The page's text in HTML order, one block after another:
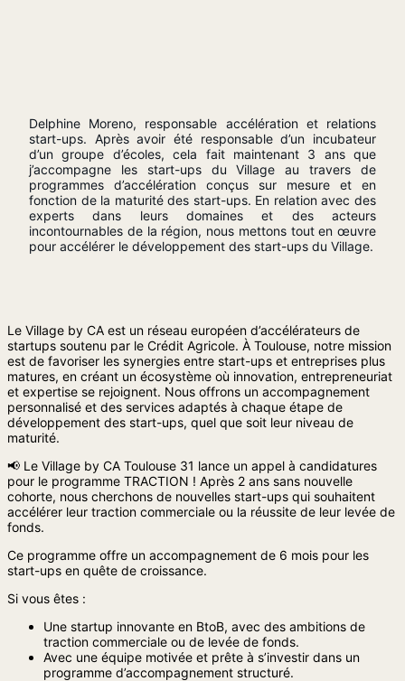
Delphine Moreno, responsable accélération et relations
start-ups. Après avoir été responsable d’un incubateur
d’un groupe d’écoles, cela fait maintenant 3 ans que
j’accompagne les start-ups du Village au travers de
programmes d’accélération conçus sur mesure et en
fonction de la maturité des start-ups. En relation avec des
experts dans leurs domaines et des acteurs
incontournables de la région, nous mettons tout en œuvre
pour accélérer le développement des start-ups du Village.
Le Village by CA est un réseau européen d’accélérateurs de
startups soutenu par le Crédit Agricole. À Toulouse, notre mission
est de favoriser les synergies entre start-ups et entreprises plus
matures, en créant un écosystème où innovation, entrepreneuriat
et expertise se rejoignent. Nous offrons un accompagnement
personnalisé et des services adaptés à chaque étape de
développement des start-ups, quel que soit leur niveau de
maturité.
📢 Le Village by CA Toulouse 31 lance un appel à candidatures
pour le programme TRACTION ! Après 2 ans sans nouvelle
cohorte, nous cherchons de nouvelles start-ups qui souhaitent
accélérer leur traction commerciale ou la réussite de leur levée de
fonds.
Ce programme offre un accompagnement de 6 mois pour les
start-ups en quête de croissance.
Si vous êtes :
Une startup innovante en BtoB, avec des ambitions de
traction commerciale ou de levée de fonds.
Avec une équipe motivée et prête à s’investir dans un
programme d’accompagnement structuré.